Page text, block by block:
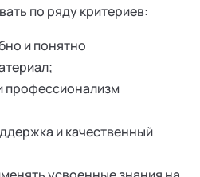
по ряду критериев:
и понятно
профессионализм
и качественный